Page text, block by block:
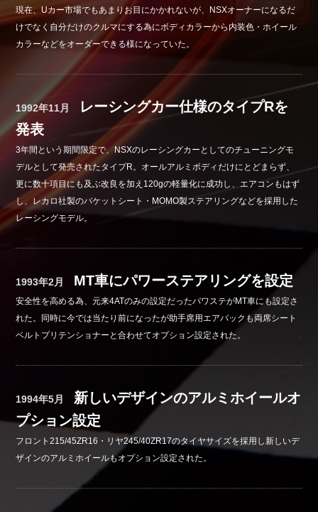
現在、Uカー市場でもあまりお目にかかれないが、NSXオーナーになるだ
けでなく自分だけのクルマにする為にボディカラーから内装色・ホイール
カラーなどをオーダーできる様になっていた。
1992年11月
レーシングカー仕様のタイプRを
発表
3年間という期間限定で、NSXのレーシングカーとしてのチューニングモ
デルとして発売されたタイプR。オールアルミボディだけにとどまらず、
更に数十項目にも及ぶ改良を加え120gの軽量化に成功し、エアコンもはず
し、レカロ社製のバケットシート・MOMO製ステアリングなどを採用した
レーシングモデル。
1993年2月 MT車にパワーステアリングを設定
安全性を高める為、元来4ATのみの設定だったパワステがMT車にも設定さ
れた。同時に今では当たり前になったが助手席用エアバックも両席シート
ベルトプリテンショナーと合わせてオプション設定された。
1994年5月新しいデザインのアルミホイールオ
プション設定
フロント215/45ZR16・リヤ245/40ZR17のタイヤサイズを採用し新しいデ
ザインのアルミホイールもオプション設定された。